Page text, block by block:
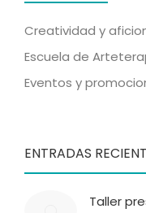
Creatividad y
Escuela de
Eventos y
ENTRADAS
Taller